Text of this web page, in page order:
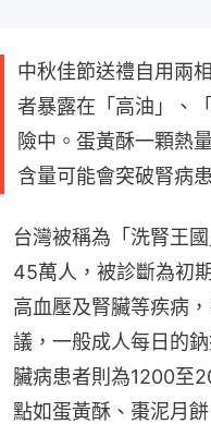
中秋佳節送禮自用兩
者暴露在「高油」、
險中。蛋黃酥一顆熱
含量可能會突破腎病
台灣被稱為「洗腎王
45萬人，被診斷為初
高血壓及腎臟等疾病
議，一般成人每日的
臟病患者則為1200至
點如蛋黃酥、棗泥月